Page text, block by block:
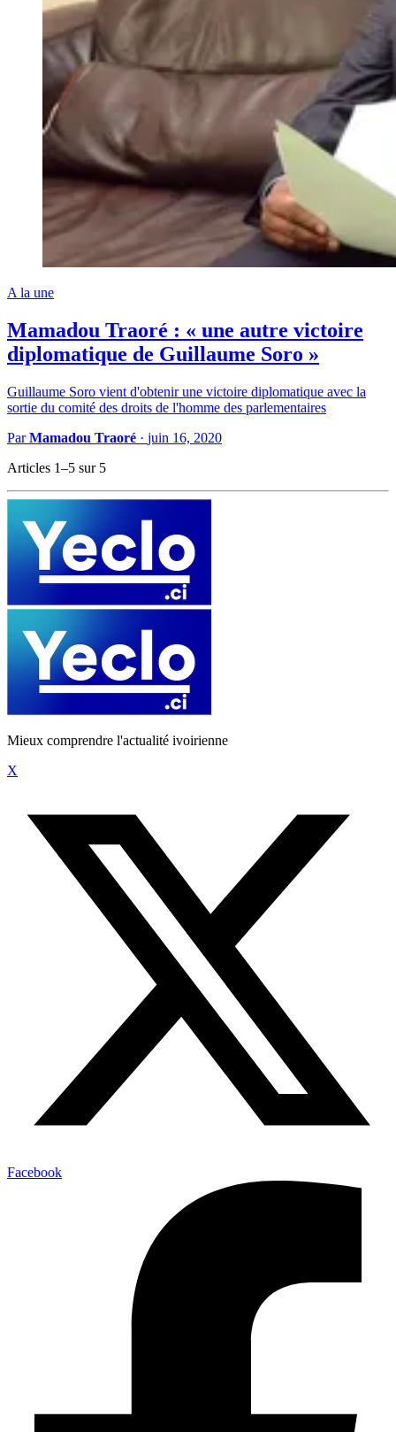
A la une
Mamadou Traoré : « une autre victoire
diplomatique de Guillaume Soro »
Guillaume Soro vient d'obtenir une victoire diplomatique avec la
sortie du comité des droits de l'homme des parlementaires
ParMamadou Traoré · juin 16, 2020
Articles 1–5 sur 5
Mieux comprendre l'actualité ivoirienne
X
Facebook